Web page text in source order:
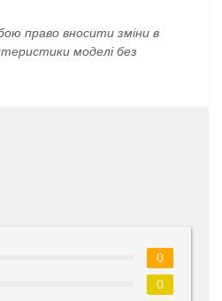
право вносити зміни в
моделі без
0
0